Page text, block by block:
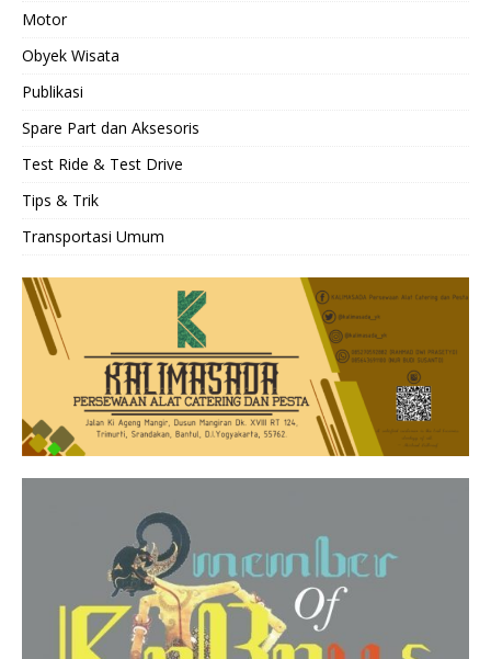
Motor
Obyek Wisata
Publikasi
Spare Part dan Aksesoris
Test Ride & Test Drive
Tips & Trik
Transportasi Umum